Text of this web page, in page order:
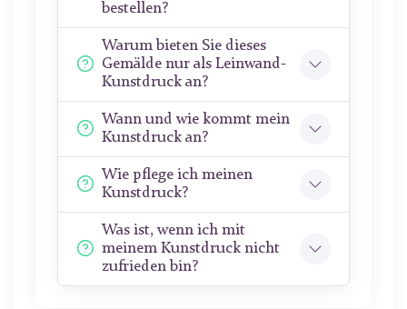
bestellen?
Warum bieten Sie dieses
Gemälde nur als Leinwand-
Kunstdruck an?
Wann und wie kommt mein
Kunstdruck an?
Wie pflege ich meinen
Kunstdruck?
Was ist, wenn ich mit
meinem Kunstdruck nicht
zufrieden bin?